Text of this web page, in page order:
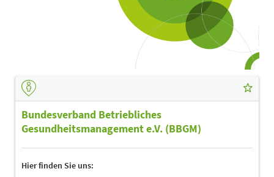
Bundesverband Betriebliches
Gesundheitsmanagement e.V. (BBGM)
Hier finden Sie uns: